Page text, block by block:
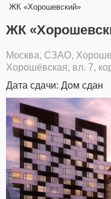
ЖК «Хорошевский»
ЖК
Москва, СЗАО,
Хорошёвская, вл. 7,
Дата сдачи: Дом сдан